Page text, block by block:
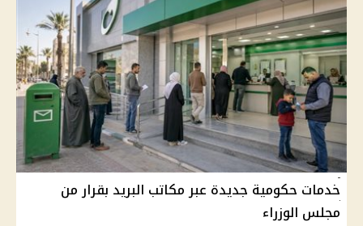
خدمات حكومية جديدة عبر مكاتب البريد بقرار من
مجلس الوزراء